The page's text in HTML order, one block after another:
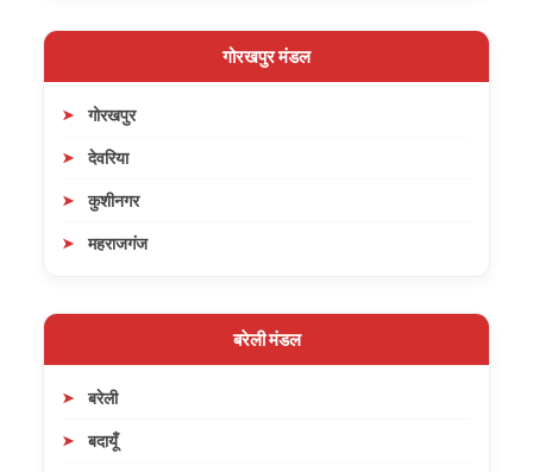
गोरखपुर मंडल
गोरखपुर
देवरिया
कुशीनगर
महराजगंज
बरेली मंडल
बरेली
बदायूँ